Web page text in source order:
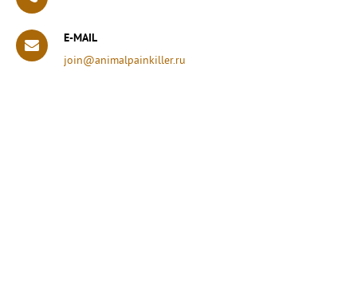
E-MAIL
join@animalpainkiller.ru